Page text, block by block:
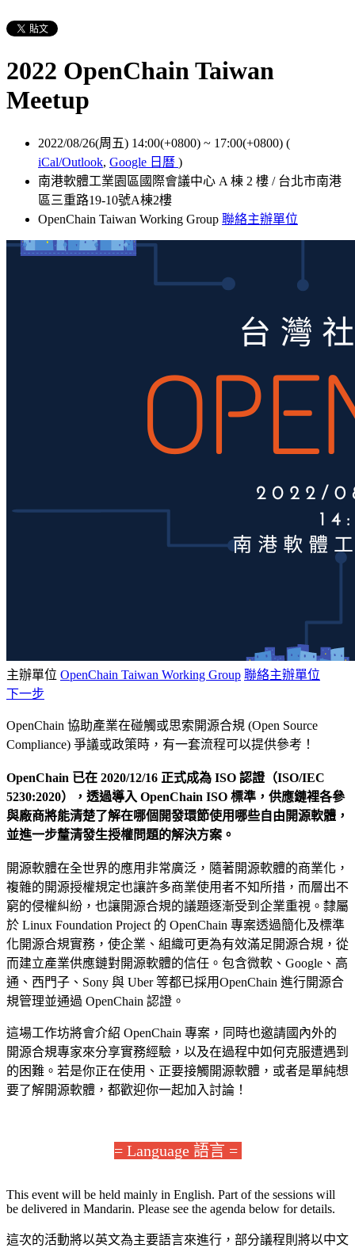
2022 OpenChain Taiwan
Meetup
2022/08/26(周五) 14:00(+0800) ~ 17:00(+0800) (
iCal/Outlook, Google 日曆 )
南港軟體工業園區國際會議中心 A 棟 2 樓 / 台北市南港
區三重路19-10號A棟2樓
OpenChain Taiwan Working Group 聯絡主辦單位
主辦單位 OpenChain Taiwan Working Group 聯絡主辦單位
下一步
OpenChain 協助產業在碰觸或思索開源合規 (Open Source
Compliance) 爭議或政策時，有一套流程可以提供參考！
OpenChain 已在 2020/12/16 正式成為 ISO 認證（ISO/IEC
5230:2020），透過導入 OpenChain ISO 標準，供應鏈裡各參
與廠商將能清楚了解在哪個開發環節使用哪些自由開源軟體，
並進一步釐清發生授權問題的解決方案。
開源軟體在全世界的應用非常廣泛，隨著開源軟體的商業化，
複雜的開源授權規定也讓許多商業使用者不知所措，而層出不
窮的侵權糾紛，也讓開源合規的議題逐漸受到企業重視。隸屬
於 Linux Foundation Project 的 OpenChain 專案透過簡化及標準
化開源合規實務，使企業、組織可更為有效滿足開源合規，從
而建立產業供應鏈對開源軟體的信任。包含微軟、Google、高
通、西門子、Sony 與 Uber 等都已採用OpenChain 進行開源合
規管理並通過 OpenChain 認證。
這場工作坊將會介紹 OpenChain 專案，同時也邀請國內外的
開源合規專家來分享實務經驗，以及在過程中如何克服遭遇到
的困難。若是你正在使用、正要接觸開源軟體，或者是單純想
要了解開源軟體，都歡迎你一起加入討論！
= Language 語言 =
This event will be held mainly in English. Part of the sessions will
be delivered in Mandarin. Please see the agenda below for details.
這次的活動將以英文為主要語言來進行，部分議程則將以中文